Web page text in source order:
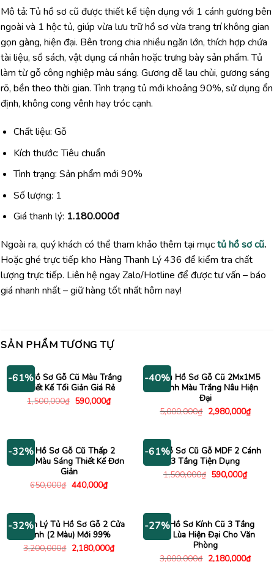
Mô tả: Tủ hồ sơ cũ được thiết kế tiện dụng với 1 cánh gương bên
ngoài và 1 hộc tủ, giúp vừa lưu trữ hồ sơ vừa trang trí không gian
gọn gàng, hiện đại. Bên trong chia nhiều ngăn lớn, thích hợp chứa
tài liệu, sổ sách, vật dụng cá nhân hoặc trưng bày sản phẩm. Tủ
làm từ gỗ công nghiệp màu sáng. Gương dễ lau chùi, gương sáng
rõ, bền theo thời gian. Tình trạng tủ mới khoảng 90%, sử dụng ổn
định, không cong vênh hay tróc cạnh.
Chất liệu: Gỗ
Kích thước: Tiêu chuẩn
Tình trạng: Sản phẩm mới 90%
Số lượng: 1
Giá thanh lý: 1.180.000đ
Ngoài ra, quý khách có thể tham khảo thêm tại mụctủ hồ sơ cũ.
Hoặc ghé trực tiếp kho Hàng Thanh Lý 436 để kiểm tra chất
lượng trực tiếp. Liên hệ ngay Zalo/Hotline để được tư vấn – báo
giá nhanh nhất – giữ hàng tốt nhất hôm nay!
SẢN PHẨM TƯƠNG TỰ
-61%
Tủ Hồ Sơ Gỗ Cũ Màu Trắng
Thiết Kế Tối Giản Giá Rẻ
1,500,000₫ Giá
590,000₫Giá
hiện
-40%
Kệ Tủ Hồ Sơ Gỗ Cũ 2Mx1M5
2 Cánh Màu Trắng Nâu Hiện
Đại
5,000,000₫ Giá
gốc
2,980,000₫Giá
hiện
-32%Tủ Hồ Sơ Gỗ Cũ Thấp 2
Cánh Màu Sáng Thiết Kế Đơn
Giản
650,000₫ Giá
440,000₫Giá
hiện
440,000₫.
-61%
Tủ Hồ Sơ Cũ Gỗ MDF 2 Cánh
3 Tầng Tiện Dụng
1,500,000₫ Giá
590,000₫Giá
hiện
-32%
Thanh Lý Tủ Hồ Sơ Gỗ 2 Cửa
Kính (2 Màu) Mới 99%
3,200,000₫ Giá
gốc
2,180,000₫Giá
hiện
-27%Tủ Hồ Sơ Kính Cũ 3 Tầng
Cửa Lùa Hiện Đại Cho Văn
Phòng
3,000,000₫ Giá
2,180,000₫Giá